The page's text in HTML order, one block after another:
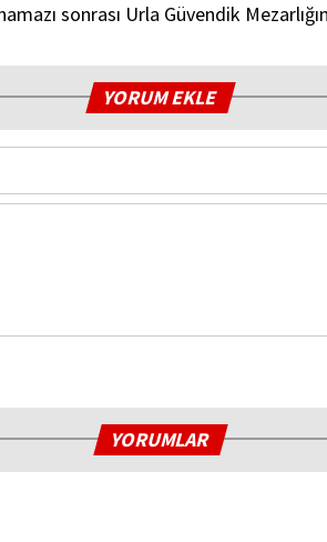
sonrası Urla Güvendik
YORUM EKLE
YORUMLAR